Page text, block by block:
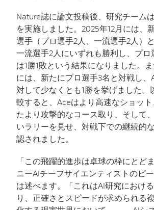
Nature誌に論文投稿後、研究チーム
を実施しました。 2025年12月には、
選手（プロ選手2人、一流選手2人）
一流選手2人にいずれも勝利し、プロ
は1勝1敗という結果になりました。ま
には、新たにプロ選手3名と対戦し、
対して少なくとも1勝を挙げました。
較すると、 Aceはより高速なショッ
たより攻撃的なコース取り、そして
いラリーを見せ、対戦下での継続的
認されました。
「この飛躍的進歩は卓球の枠にとど
ニーAIチーフサイエンティストのピ
は述べます。「これはAI研究におけ
り、正確さとスピードが求められる